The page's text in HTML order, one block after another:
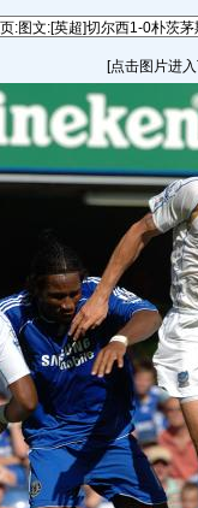
[点击图片进